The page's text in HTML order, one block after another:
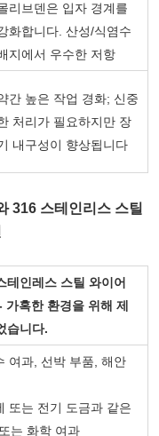
리브덴은 입자 경계를
화합니다. 산성/식염수
지에서 우수한 저항
간 높은 작업 경화; 신중
처리가 필요하지만 장
내구성이 향상됩니다
316 스테인리스 스틸
테인레스 스틸 와이어
가혹한 환경을 위해 제
습니다.
여과, 선박 부품, 해안
또는 전기 도금과 같은
는 화학 여과